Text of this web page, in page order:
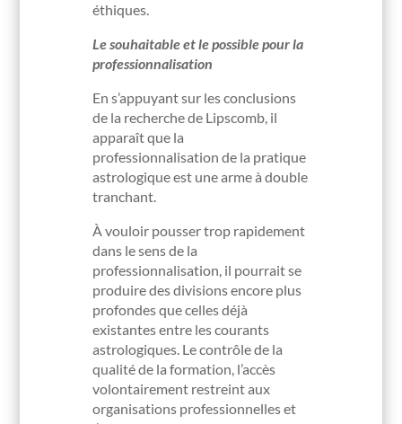
éthiques.
Le souhaitable et le possible pour la
professionnalisation
En s’appuyant sur les conclusions
de la recherche de Lipscomb, il
apparaît que la
professionnalisation de la pratique
astrologique est une arme à double
tranchant.
À vouloir pousser trop rapidement
dans le sens de la
professionnalisation, il pourrait se
produire des divisions encore plus
profondes que celles déjà
existantes entre les courants
astrologiques. Le contrôle de la
qualité de la formation, l’accès
volontairement restreint aux
organisations professionnelles et